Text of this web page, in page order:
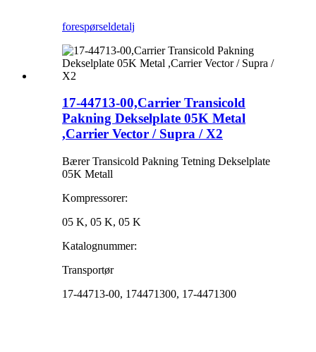
forespørseldetalj
17-44713-00,Carrier Transicold
Pakning Dekselplate 05K Metal
,Carrier Vector / Supra / X2
Bærer Transicold Pakning Tetning Dekselplate
05K Metall
Kompressorer:
05 K, 05 K, 05 K
Katalognummer:
Transportør
17-44713-00, 174471300, 17-4471300